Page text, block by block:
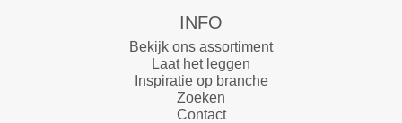
INFO
Bekijk ons assortiment
Laat het leggen
Inspiratie op branche
Zoeken
Contact